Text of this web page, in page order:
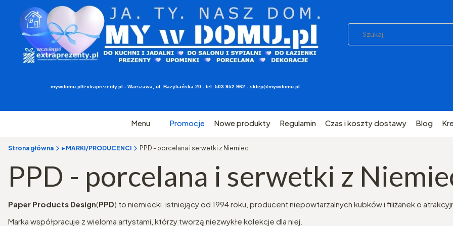
mywdomu.pl/extraprezenty.pl - Warszawa, ul. Bazyliańska 20 - tel. 503 952 962 - sklep@mywdomu.pl
Menu Promocje Nowe produkty Regulamin Czas i koszty dostawy Blog
Strona główna ▸ MARKI/PRODUCENCI PPD - porcelana i serwetki z Niemiec
PPD - porcelana i serwetki z
Paper Products Design(PPD) to niemiecki, istniejący od 1994 roku, producent niepowtarzalnych kubków i filiżanek o
Marka współpracuje z wieloma artystami, którzy tworzą niezwykłe kolekcje dla niej.